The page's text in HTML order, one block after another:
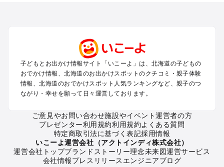
函館・湯の川温泉・大沼・松前のプールお出かけ
帯広・十勝・サホロ・狩勝高原のプールお出かけ
千歳・石狩・空知・美唄のプールお出かけ
小樽・積丹・キロロのプールお出かけ
富良野・美瑛・トマム・占冠のプールお出かけ
知床・ウトロ・羅臼・網走・北見のプールお出かけ
釧路・阿寒・屈斜路・川湯・根室のプールお出かけ
えりも・日高・新冠のプールお出かけ
稚内・宗谷岬・留萌のプールお出かけ
離島（利尻・礼文・天売・焼尻）のプールお出かけ
子どもとお出かけ情報サイト「いこーよ」は、北海道の子どもの
おでかけ情報、北海道のお出かけスポットのクチコミ・親子体験
情報、北海道のおでかけスポット人気ランキングなど、親子のつ
ながり・幸せを願って日々運営しております。
ご意見やお問い合わせ施設やイベント運営者の方
プレゼンター利用規約利用規約よくある質問
特定商取引法に基づく表記採用情報
いこーよ運営会社（アクトインディ株式会社）
運営会社トップブランドストーリー理念未来図運営サービス
会社情報プレスリリース エンジニアブログ